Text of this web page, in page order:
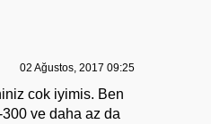
02 Ağustos, 2017 09:25
cok iyimis. Ben
ve daha az da